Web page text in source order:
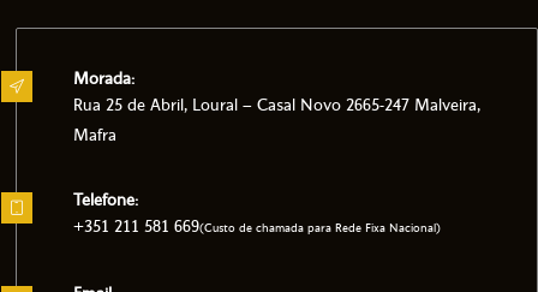
Morada:
Rua 25 de Abril, Loural – Casal Novo 2665-247 Malveira,
Mafra
Telefone:
+351 211 581 669(Custo de chamada para Rede Fixa Nacional)